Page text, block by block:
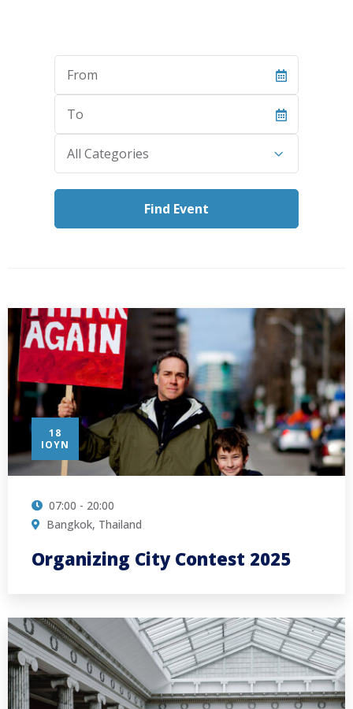
Start
Date
End
Date
Category
All Categories
18
ΙΟΎΝ
07:00 - 20:00
Bangkok, Thailand
Organizing City Contest 2025